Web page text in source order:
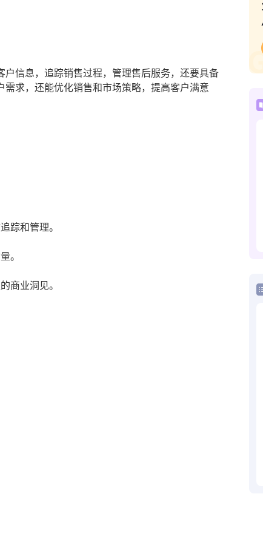
信息，追踪销售过程，管理售后服务，还要具备
求，还能优化销售和市场策略，提高客户满意
踪和管理。
。
商业洞见。